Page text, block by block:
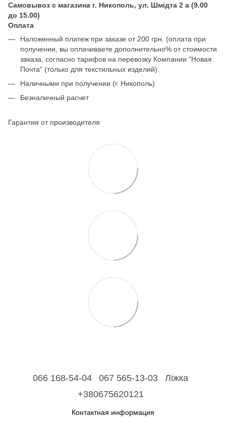
Самовывоз с магазина г. Никополь, ул. Шмідта 2 а (9.00
до 15.00)
Оплата
Наложенный платеж при заказе от 200 грн. (оплата при
получении, вы оплачиваете дополнительно% от стоимости
заказа, согласно тарифов на перевозку Компании "Новая
Почта" (только для текстильных изделий).
Наличными при получении (г. Никополь)
Безналичный расчет
Гарантия от производителя
066 168-54-04 067 565-13-03
Ліжка
+380675620121
Контактная информация